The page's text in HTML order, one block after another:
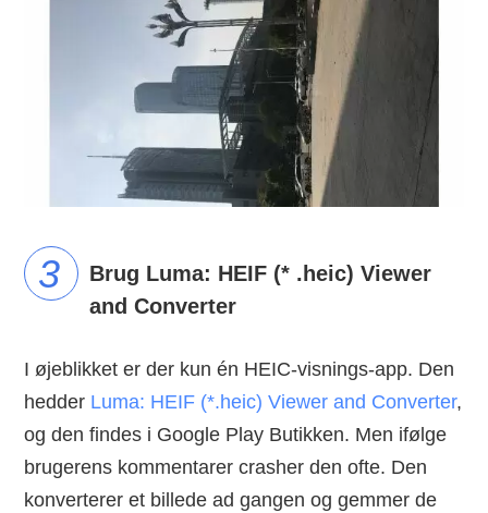
Brug Luma: HEIF (* .heic) Viewer
and Converter
I øjeblikket er der kun én HEIC-visnings-app. Den
hedder Luma: HEIF (*.heic) Viewer and Converter,
og den findes i Google Play Butikken. Men ifølge
brugerens kommentarer crasher den ofte. Den
konverterer et billede ad gangen og gemmer de